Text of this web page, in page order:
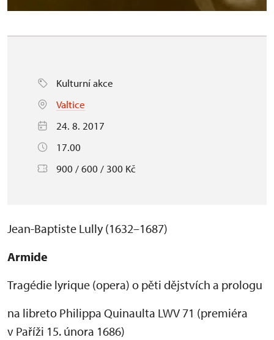
Kulturní akce
Valtice
24. 8. 2017
17.00
900 / 600 / 300 Kč
Jean-Baptiste Lully (1632–1687)
Armide
Tragédie lyrique (opera) o pěti dějstvích a prologu
na libreto Philippa Quinaulta LWV 71 (premiéra
v Paříži 15. února 1686)